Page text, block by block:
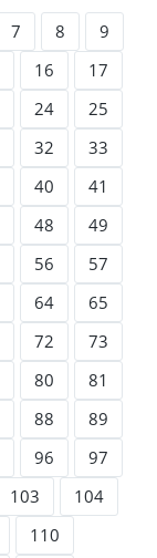
7 8
9
16
17
24
25
32
33
40
41
48
49
56
57
64
65
72
73
80
81
88
89
96
97
103
104
110